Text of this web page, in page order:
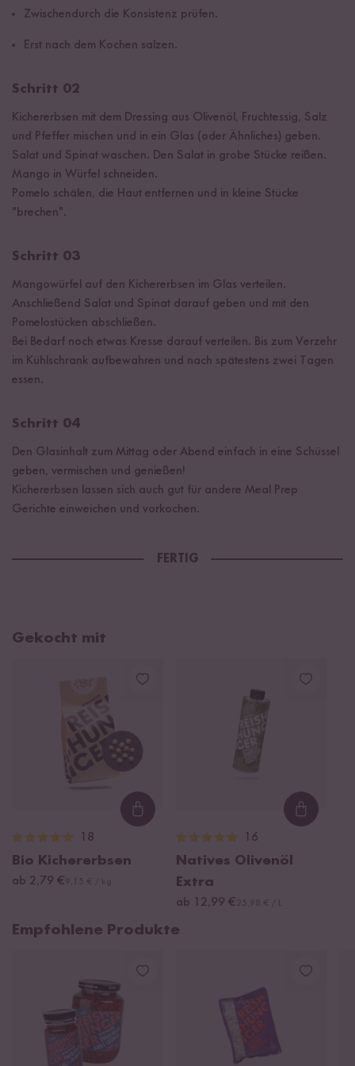
Zwischendurch die Konsistenz prüfen.
Erst nach dem Kochen salzen.
Schritt 02
Kichererbsen mit dem Dressing aus Olivenöl, Fruchtessig, Salz
und Pfeffer mischen und in ein Glas (oder Ähnliches) geben.
Salat und Spinat waschen. Den Salat in grobe Stücke reißen.
Mango in Würfel schneiden.
Pomelo schälen, die Haut entfernen und in kleine Stücke
"brechen".
Schritt 03
Mangowürfel auf den Kichererbsen im Glas verteilen.
Anschließend Salat und Spinat darauf geben und mit den
Pomelostücken abschließen.
Bei Bedarf noch etwas Kresse darauf verteilen. Bis zum Verzehr
im Kühlschrank aufbewahren und nach spätestens zwei Tagen
essen.
Schritt 04
Den Glasinhalt zum Mittag oder Abend einfach in eine Schüssel
geben, vermischen und genießen!
Kichererbsen lassen sich auch gut für andere Meal Prep
Gerichte einweichen und vorkochen.
FERTIG
Gekocht mit
Loading...
18
Bio Kichererbsen
ab 2,79 €
16
Natives Olivenöl
Extra
ab 12,99 €
Empfohlene Produkte